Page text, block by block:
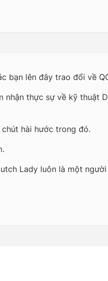
bạn lên đây trao đổi về
nhận thực sự về kỹ thuật
hài hước trong đó.
Lady luôn là một người